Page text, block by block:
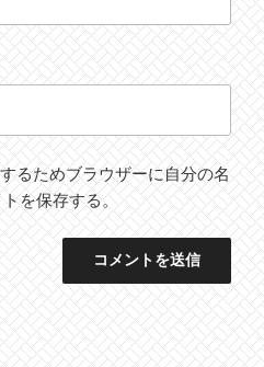
るためブラウザーに自分の名
を保存する。